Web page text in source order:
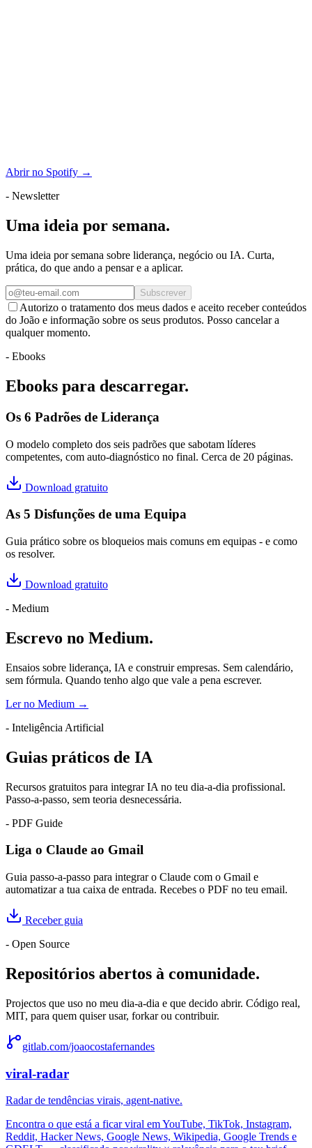
Abrir no Spotify →
- Newsletter
Uma ideia por semana.
Uma ideia por semana sobre liderança, negócio ou IA. Curta,
prática, do que ando a pensar e a aplicar.
Subscrever
Autorizo o tratamento dos meus dados e aceito receber conteúdos
do João e informação sobre os seus produtos. Posso cancelar a
qualquer momento.
- Ebooks
Ebooks para descarregar.
Os 6 Padrões de Liderança
O modelo completo dos seis padrões que sabotam líderes
competentes, com auto-diagnóstico no final. Cerca de 20 páginas.
Download gratuito
As 5 Disfunções de uma Equipa
Guia prático sobre os bloqueios mais comuns em equipas - e como
os resolver.
Download gratuito
- Medium
Escrevo no Medium.
Ensaios sobre liderança, IA e construir empresas. Sem calendário,
sem fórmula. Quando tenho algo que vale a pena escrever.
Ler no Medium →
- Inteligência Artificial
Guias práticos de IA
Recursos gratuitos para integrar IA no teu dia-a-dia profissional.
Passo-a-passo, sem teoria desnecessária.
- PDF Guide
Liga o Claude ao Gmail
Guia passo-a-passo para integrar o Claude com o Gmail e
automatizar a tua caixa de entrada. Recebes o PDF no teu email.
Receber guia
- Open Source
Repositórios abertos à comunidade.
Projectos que uso no meu dia-a-dia e que decido abrir. Código real,
MIT, para quem quiser usar, forkar ou contribuir.
gitlab.com/joaocostafernandes
viral-radar
Radar de tendências virais, agent-native.
Encontra o que está a ficar viral em YouTube, TikTok, Instagram,
Reddit, Hacker News, Google News, Wikipedia, Google Trends e